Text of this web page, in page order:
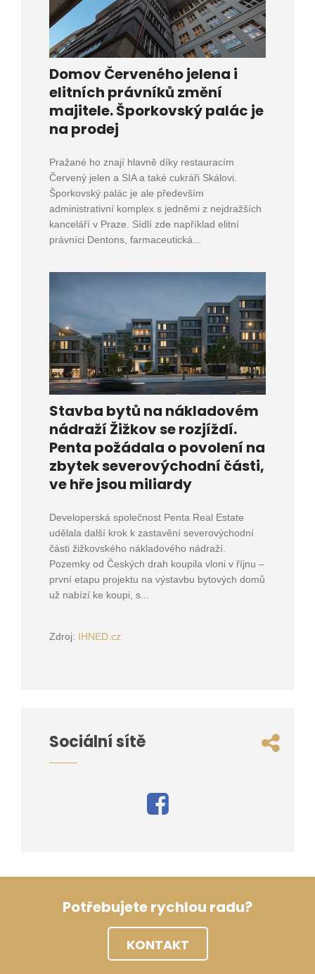
Domov Červeného jelena i
elitních právníků změní
majitele. Šporkovský palác je
na prodej
Pražané ho znají hlavně díky restauracím
Červený jelen a SIA a také cukráři Skálovi.
Šporkovský palác je ale především
administrativní komplex s jedněmi z nejdražších
kanceláří v Praze. Sídlí zde například elitní
právníci Dentons, farmaceutická...
Stavba bytů na nákladovém
nádraží Žižkov se rozjíždí.
Penta požádala o povolení na
zbytek severovýchodní části,
ve hře jsou miliardy
Developerská společnost Penta Real Estate
udělala další krok k zastavění severovýchodní
části žižkovského nákladového nádraží.
Pozemky od Českých drah koupila vloni v říjnu –
první etapu projektu na výstavbu bytových domů
už nabízí ke koupi, s...
Zdroj: IHNED.cz
Sociální sítě
Potřebujete rychlou radu?
KONTAKT